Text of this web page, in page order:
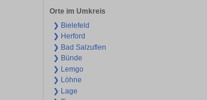
Orte im Umkreis
❯ Bielefeld
❯ Herford
❯ Bad Salzuflen
❯ Bünde
❯ Lemgo
❯ Löhne
❯ Lage